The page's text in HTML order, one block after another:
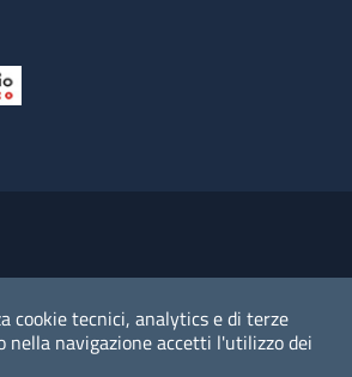
cookie tecnici, analytics e di terze
nella navigazione accetti l'utilizzo dei
del dato personale